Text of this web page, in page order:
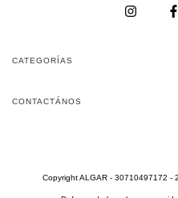
CATEGORÍAS
CONTACTÁNOS
Copyright ALGAR - 30710497172 -